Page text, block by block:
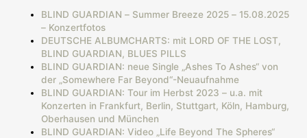
BLIND GUARDIAN – Summer Breeze 2025 – 15.08.2025
– Konzertfotos
DEUTSCHE ALBUMCHARTS: mit LORD OF THE LOST,
BLIND GUARDIAN, BLUES PILLS
BLIND GUARDIAN: neue Single „Ashes To Ashes“ von
der „Somewhere Far Beyond“-Neuaufnahme
BLIND GUARDIAN: Tour im Herbst 2023 – u.a. mit
Konzerten in Frankfurt, Berlin, Stuttgart, Köln, Hamburg,
Oberhausen und München
BLIND GUARDIAN: Video „Life Beyond The Spheres“